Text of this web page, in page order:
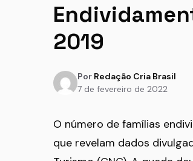
2019
Por Redação Cria Brasil
7 de fevereiro de 2022
O número de famílias
que revelam dados